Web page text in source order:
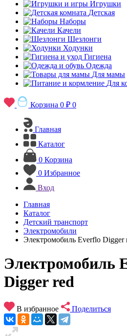
Игрушки
Детская
Наборы
Качели
Шезлонги
Ходунки
Гигиена
Одежда
Для мамы
Для
Корзина 0 ₽ 0
Главная
Каталог
0 Корзина
0 Избранное
Вход
Главная
Каталог
Детский транспорт
Электромобили
Электромобиль Everflo Digger
Электромобиль
Digger red
В избранное Поделиться